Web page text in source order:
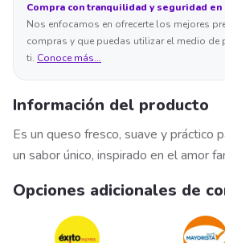
Compra con tranquilidad y seguridad en
Nos enfocamos en ofrecerte los mejores
compras y que puedas utilizar el medio de
ti. Conoce más...
Información del producto
Es un queso fresco, suave y práctico
un sabor único, inspirado en el amor
Opciones adicionales de